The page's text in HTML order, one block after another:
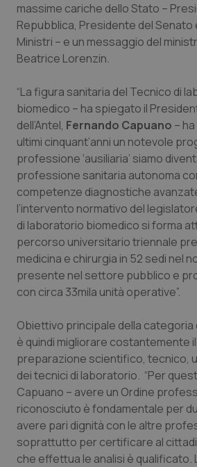
Lazio
Liguria
Lombardia
Marche
Molise
Piemonte
Provincia Autonoma di
Provincia Autonoma di
Sardegna
Sicilia
Toscana
Umbria
Diabete & glucometri
Disturbi dell’umore
Dolore
Donna & Salute
Epatiti
HIV
Infezioni & Febbre
Ipertensione & Scompenso
Malattia di Crohn &
Neuroscienze & patologie
Obesità
Oftalmologia
massime cariche dello Stato –
Repubblica, Presidente del Senato
Ministri – e un messaggio del
Beatrice Lorenzin.
“La figura sanitaria del Tecnico di
biomedico – ha spiegato il
dell’Antel, Fernando Capuano –
ultimi cinquant’anni un notevole
professione ‘ausiliaria’ siamo
professione sanitaria autonoma
competenze diagnostiche
l’intervento normativo del
di laboratorio biomedico si forma
percorso universitario triennale
medicina e chirurgia in 52 sedi nel
presente nel settore pubblico e
con circa 33mila unità operative”.
Obiettivo principale della categoria
è quindi migliorare costantemente il
preparazione scientifico, tecnico,
dei tecnici di laboratorio. “Per
Capuano – avere un Ordine
riconosciuto è fondamentale per
avere pari dignità con le altre
soprattutto per certificare al
che effettua le analisi è qualificato.